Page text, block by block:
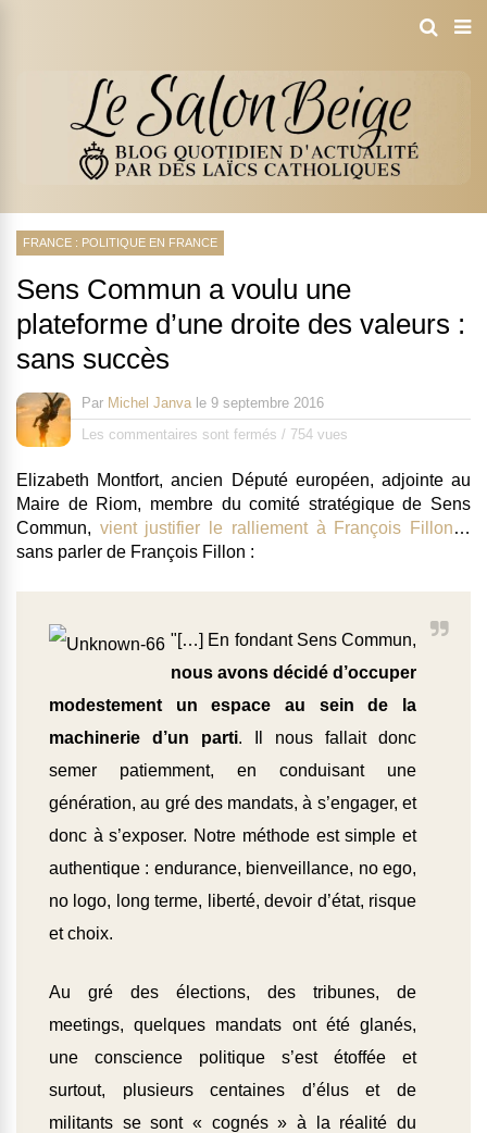
FRANCE : POLITIQUE EN FRANCE
Sens Commun a voulu une
plateforme d’une droite des valeurs :
sans succès
Par Michel Janva le 9 septembre 2016
Les commentaires sont fermés / 754 vues
Elizabeth Montfort, ancien Député européen, adjointe au
Maire de Riom, membre du comité stratégique de Sens
Commun, vient justifier le ralliement à François Fillon…
sans parler de François Fillon :
"[…] En fondant Sens Commun,
nous avons décidé d’occuper
modestement un espace au sein de la
machinerie d’un parti. Il nous fallait donc
semer patiemment, en conduisant une
génération, au gré des mandats, à s’engager, et
donc à s’exposer. Notre méthode est simple et
authentique : endurance, bienveillance, no ego,
no logo, long terme, liberté, devoir d’état, risque
et choix.
Au gré des élections, des tribunes, de
meetings, quelques mandats ont été glanés,
une conscience politique s’est étoffée et
surtout, plusieurs centaines d’élus et de
militants se sont « cognés » à la réalité du